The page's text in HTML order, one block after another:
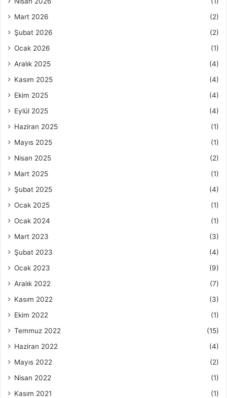
Mart 2026
(2)
Şubat 2026
(2)
Ocak 2026
(1)
Aralık 2025
(4)
Kasım 2025
(4)
Ekim 2025
(4)
Eylül 2025
(4)
Haziran 2025
(1)
Mayıs 2025
(1)
Nisan 2025
(2)
Mart 2025
(1)
Şubat 2025
(4)
Ocak 2025
(1)
Ocak 2024
(1)
Mart 2023
(3)
Şubat 2023
(4)
Ocak 2023
(9)
Aralık 2022
(7)
Kasım 2022
(3)
Ekim 2022
(1)
Temmuz 2022
(15)
Haziran 2022
(4)
Mayıs 2022
(2)
Nisan 2022
(1)
Kasım 2021
(1)